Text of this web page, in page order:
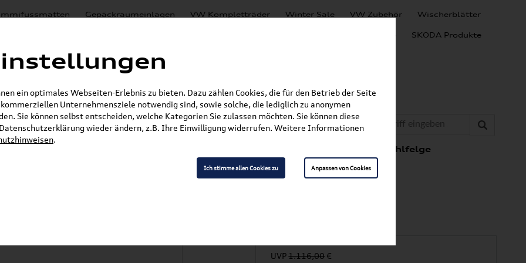
Gepäckraumeinlagen VW Kompletträder Winter Sale VW Zubehör Wischerblätter
SEAT Produkte SKODA Produkte
Lackierungen
E-Mail
» Original VW Tayron/Tiguan 17 Zoll Winterkomplettradsatz auf Stahlfelge
Tiguan 17 Zoll
auf Stahlfelge
UVP1.116,00 €
ein optimales Webseiten-Erlebnis zu bieten. Dazu zählen Cookies, die für den Betrieb der Seite
Unternehmensziele notwendig sind, sowie solche, die lediglich zu anonymen
Sie können selbst entscheiden, welche Kategorien Sie zulassen möchten. Sie können diese
wieder ändern, z.B. Ihre Einwilligung widerrufen. Weitere Informationen
.
Ich stimme allen Cookies zu Anpassen von Cookies